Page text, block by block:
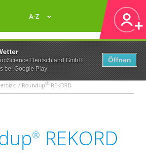
Deutschland GmbH
bei Google Play
Öffnen
A-Z
/ Roundup® REKORD
® REKORD